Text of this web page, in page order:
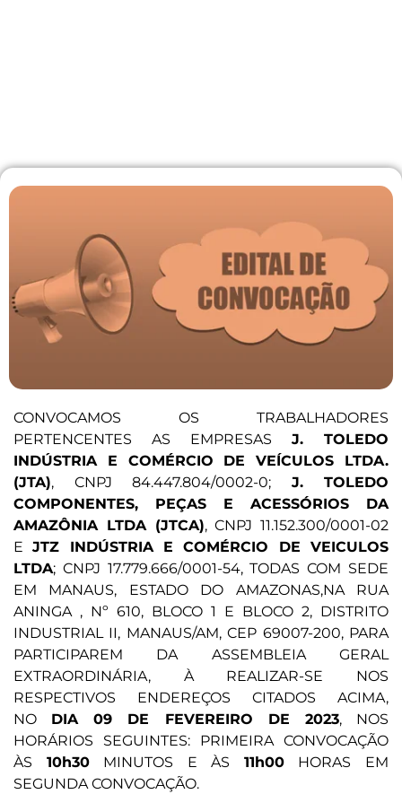
CONVOCAMOS OS TRABALHADORES
PERTENCENTES AS EMPRESAS J. TOLEDO
INDÚSTRIA E COMÉRCIO DE VEÍCULOS LTDA.
(JTA), CNPJ 84.447.804/0002-0; J. TOLEDO
COMPONENTES, PEÇAS E ACESSÓRIOS DA
AMAZÔNIA LTDA (JTCA), CNPJ 11.152.300/0001-02
EJTZ INDÚSTRIA E COMÉRCIO DE VEICULOS
LTDA; CNPJ 17.779.666/0001-54, TODAS COM SEDE
EM MANAUS, ESTADO DO AMAZONAS,NA RUA
ANINGA , Nº 610, BLOCO 1 E BLOCO 2, DISTRITO
INDUSTRIAL II, MANAUS/AM, CEP 69007-200, PARA
PARTICIPAREM DA ASSEMBLEIA GERAL
EXTRAORDINÁRIA, À REALIZAR-SE NOS
RESPECTIVOS ENDEREÇOS CITADOS ACIMA,
NO DIA 09 DE FEVEREIRO DE 2023, NOS
HORÁRIOS SEGUINTES: PRIMEIRA CONVOCAÇÃO
ÀS 10h30MINUTOS E ÀS 11h00HORAS EM
SEGUNDA CONVOCAÇÃO.